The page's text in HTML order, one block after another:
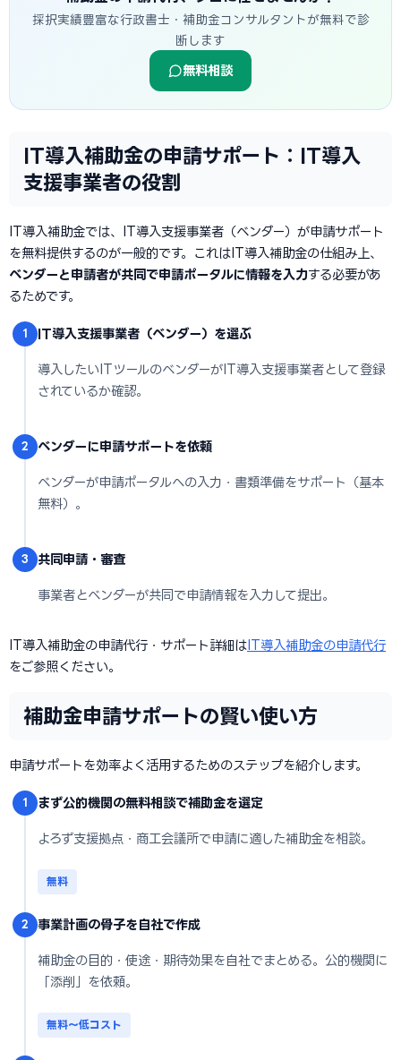
採択実績豊富な行政書士・補助金コンサルタントが無料で診
断します
無料相談
IT導入補助金の申請サポート：IT導入
支援事業者の役割
IT導入補助金では、IT導入支援事業者（ベンダー）が申請サポート
を無料提供するのが一般的です。これはIT導入補助金の仕組み上、
ベンダーと申請者が共同で申請ポータルに情報を入力する必要があ
るためです。
1 IT導入支援事業者（ベンダー）を選ぶ
導入したいITツールのベンダーがIT導入支援事業者として登録
されているか確認。
2 ベンダーに申請サポートを依頼
ベンダーが申請ポータルへの入力・書類準備をサポート（基本
無料）。
3 共同申請・審査
事業者とベンダーが共同で申請情報を入力して提出。
IT導入補助金の申請代行・サポート詳細は IT導入補助金の申請代行
をご参照ください。
補助金申請サポートの賢い使い方
申請サポートを効率よく活用するためのステップを紹介します。
1 まず公的機関の無料相談で補助金を選定
よろず支援拠点・商工会議所で申請に適した補助金を相談。
無料
2 事業計画の骨子を自社で作成
補助金の目的・使途・期待効果を自社でまとめる。公的機関に
「添削」を依頼。
無料〜低コスト